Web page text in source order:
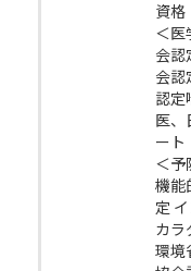
資格
＜医
会認
会認
認定
医、
ート
＜予
機能
定
カラ
環境